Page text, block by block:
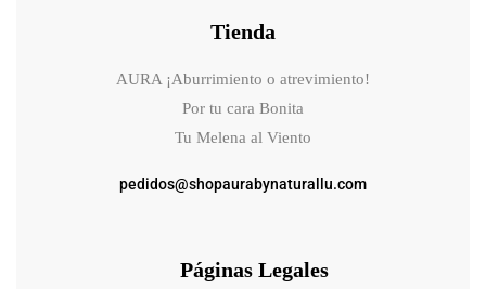
Tienda
AURA ¡Aburrimiento o atrevimiento!
Por tu cara Bonita
Tu Melena al Viento
pedidos@shopaurabynaturallu.com
Páginas Legales